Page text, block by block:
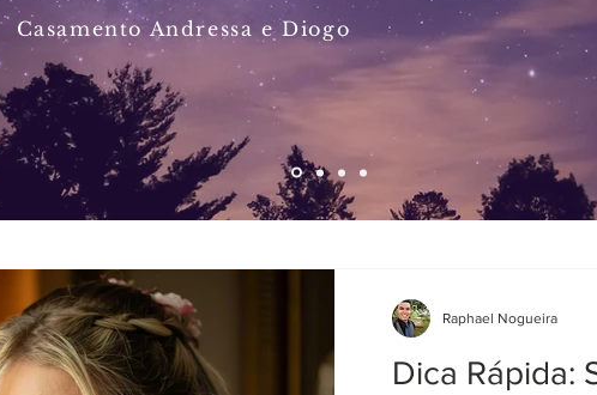
Casamento Andressa e Diogo
Dica Rápida:
Raphael Nogueira